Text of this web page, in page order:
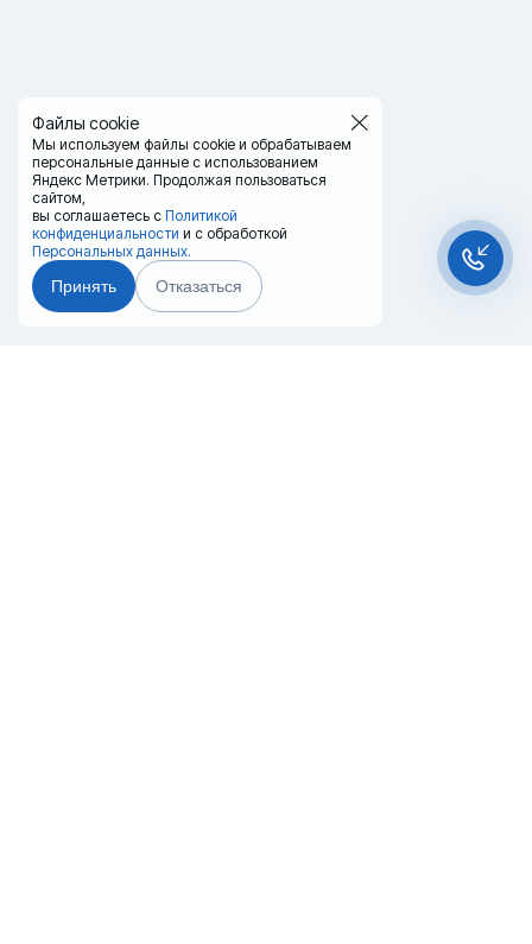
Файлы cookie
Мы используем файлы cookie и обрабатываем
персональные данные с использованием
Яндекс Метрики. Продолжая пользоваться
сайтом,
вы соглашаетесь с Политикой
конфиденциальности и с обработкой
Персональных данных.
Принять Отказаться